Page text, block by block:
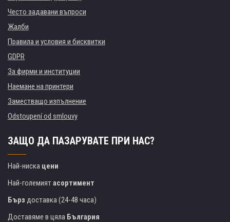
Често задавани въпроси
Жалби
Правила и условия и бисквитки
GDPR
За фирми и институции
Наемане на принтери
Заместващо изпълнение
Odstoupení od smlouvy
ЗАЩО ДА ПАЗАРУВАТЕ ПРИ НАС?
Най-ниска цени
Най-големиятасортимент
Бърз доставка (24-48 часа)
Доставяме в цяла България